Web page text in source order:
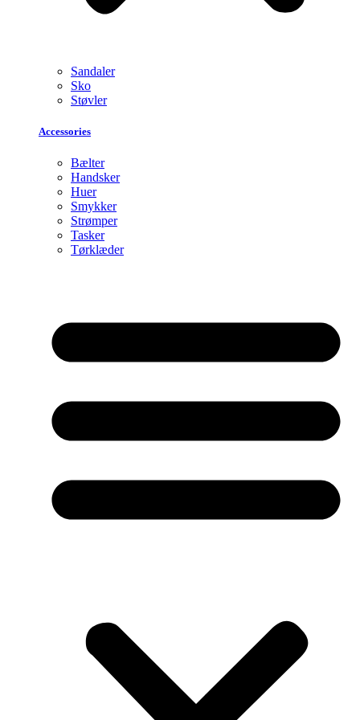
Sandaler
Sko
Støvler
Accessories
Bælter
Handsker
Huer
Smykker
Strømper
Tasker
Tørklæder